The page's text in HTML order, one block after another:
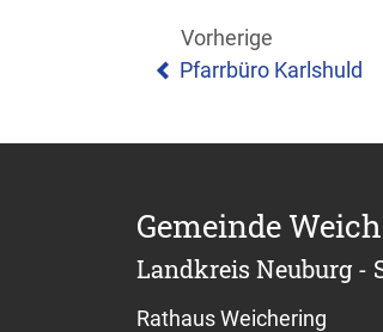
Vorherige
Pfarrbüro Karlshuld
Gemeinde
Landkreis Neuburg -
Rathaus Weichering